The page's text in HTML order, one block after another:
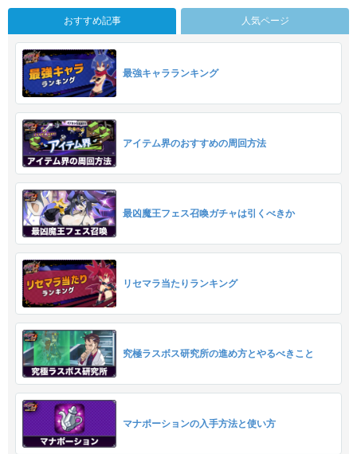
おすすめ記事 人気ページ
最強キャラランキング
アイテム界のおすすめの周回方法
最凶魔王フェス召喚ガチャは引くべきか
リセマラ当たりランキング
究極ラスボス研究所の進め方とやるべきこと
マナポーションの入手方法と使い方